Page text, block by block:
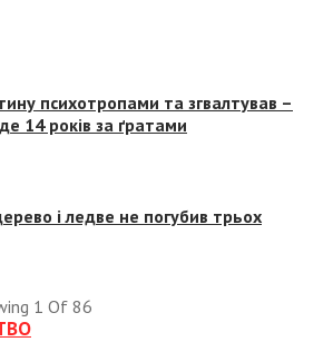
психотропами та згвалтував –
14 років за ґратами
і ледве не погубив трьох
1 Of 86